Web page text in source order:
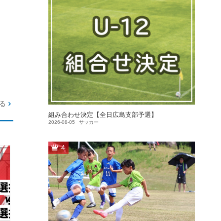
組み合わせ決定【全日広島支部予選】
2026-08-05 サッカー
4